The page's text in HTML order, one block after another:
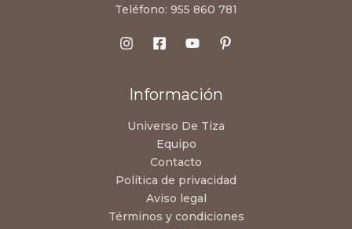
Teléfono: 955 860 781
Información
Universo De Tiza
Equipo
Contacto
Política de privacidad
Aviso legal
Términos y condiciones